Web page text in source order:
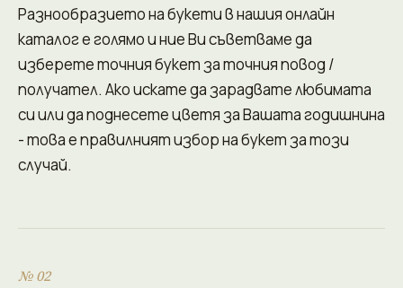
Разнообразието на букети в нашия онлайн
каталог е голямо и ние Ви съветваме да
изберете точния букет за точния повод /
получател. Ако искате да зарадвате любимата
си или да поднесете цветя за Вашата годишнина
- това е правилният избор на букет за този
случай.
№ 02